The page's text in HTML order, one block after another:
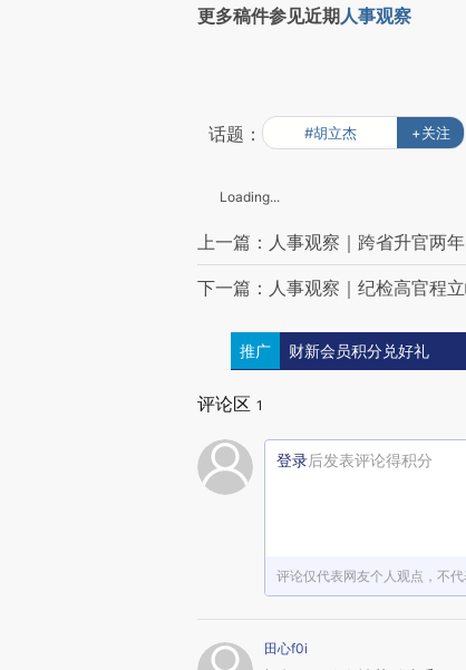
更多稿件参见近期人事观察
话题： #胡立杰 +关注
Loading...
上一篇：人事观察｜跨省升官两
下一篇：人事观察｜纪检高官程
推广 财新会员积分兑好礼
评论区 1
登录后发表评论得积分
评论仅代表网友个人观点，不
田心f0i